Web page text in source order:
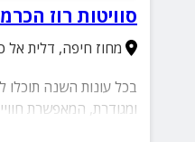
סוויטות רוז
מחוז חיפה, דלית אל
בכל עונות השנה תוכלו
ומגודרת, המאפשרת
קרירים, לצד נוף עוצר